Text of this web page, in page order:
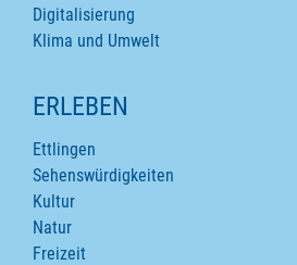
Digitalisierung
Klima und Umwelt
ERLEBEN
Ettlingen
Sehenswürdigkeiten
Kultur
Natur
Freizeit